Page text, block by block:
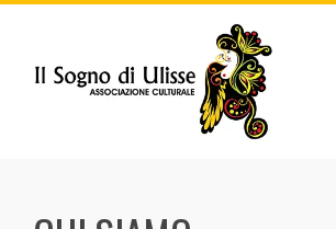
Skip
content